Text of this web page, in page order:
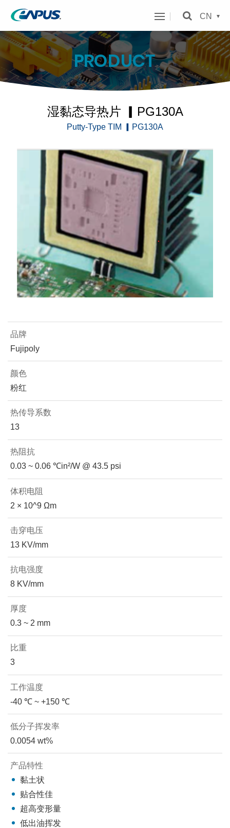
翰
兴
科
技
主
单
CN
PRODUCT
湿黏态导热片 ▎PG130A
Putty-Type TIM ▎PG130A
品牌
Fujipoly
颜色
粉红
热传导系数
13
热阻抗
0.03 ~ 0.06 ℃in²/W @ 43.5 psi
体积电阻
2 × 10^9 Ωm
击穿电压
13 KV/mm
抗电强度
8 KV/mm
厚度
0.3 ~ 2 mm
比重
3
工作温度
-40 ℃ ~ +150 ℃
低分子挥发率
0.0054 wt%
产品特性
黏土状
贴合性佳
超高变形量
低出油挥发